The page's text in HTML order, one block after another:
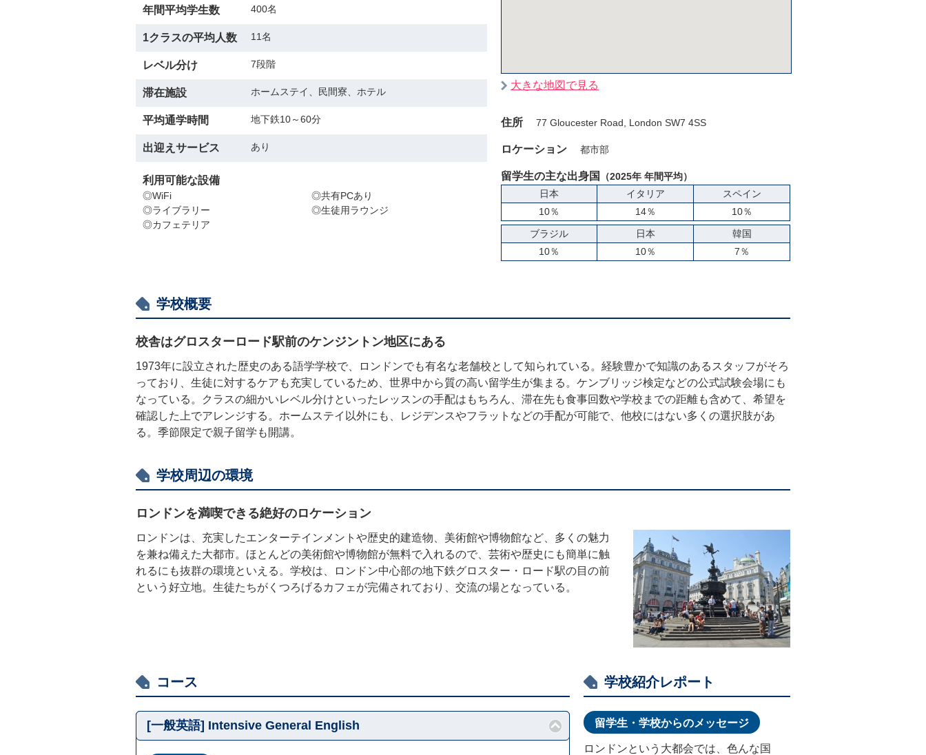
年間平均学生数 400名
1クラスの平均人数 11名
レベル分け 7段階
滞在施設 ホームステイ、民間寮、ホテル
平均通学時間 地下鉄10～60分
出迎えサービス あり
利用可能な設備
◎WiFi
◎共有PCあり
◎ライブラリー
◎生徒用ラウンジ
◎カフェテリア
大きな地図で見る
住所 77 Gloucester Road, London SW7 4SS
ロケーション 都市部
留学生の主な出身国
（2025年 年間平均）
日本
イタリア
スペイン
10％
14％
10％
ブラジル
日本
韓国
10％
10％ 7％
学校概要
校舎はグロスターロード駅前のケンジントン地区にある
1973年に設立された歴史のある語学学校で、ロンドンでも有名な老舗校として知られている。経験豊かで知識のあるスタッフがそろ
っており、生徒に対するケアも充実しているため、世界中から質の高い留学生が集まる。ケンブリッジ検定などの公式試験会場にも
なっている。クラスの細かいレベル分けといったレッスンの手配はもちろん、滞在先も食事回数や学校までの距離も含めて、希望を
確認した上でアレンジする。ホームステイ以外にも、レジデンスやフラットなどの手配が可能で、他校にはない多くの選択肢があ
る。季節限定で親子留学も開講。
学校周辺の環境
ロンドンを満喫できる絶好のロケーション
ロンドンは、充実したエンターテインメントや歴史的建造物、美術館や博物館など、多くの魅力
を兼ね備えた大都市。ほとんどの美術館や博物館が無料で入れるので、芸術や歴史にも簡単に触
れるにも抜群の環境といえる。学校は、ロンドン中心部の地下鉄グロスター・ロード駅の目の前
という好立地。生徒たちがくつろげるカフェが完備されており、交流の場となっている。
コース
[一般英語] Intensive General English
学校紹介レポート
留学生・学校からのメッセージ
ロンドンという大都会では、色んな国